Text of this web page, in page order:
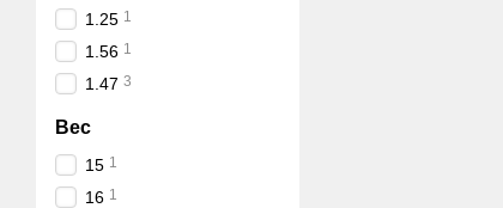
1.25 1
1.56 1
1.47 3
Вес
15 1
16 1